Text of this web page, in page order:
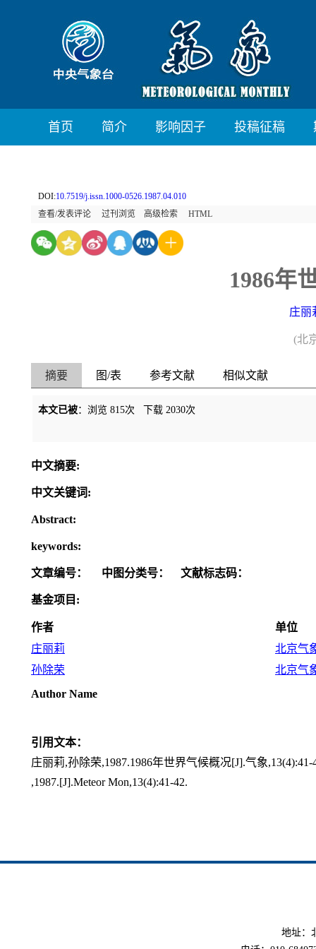
首页 简介 影响因子 投稿征稿
DOI:10.7519/j.issn.1000-0526.1987.04.010
查看/发表评论
过刊浏览 高级检索 HTML
1986年
庄丽
(北
摘要 图/表 参考文献 相似文献
本文已被：浏览 815次 下载 2030次
中文摘要:
中文关键词:
Abstract:
keywords:
文章编号： 中图分类号： 文献标志码：
基金项目:
作者
单位
庄丽莉
北京气
孙除荣
北京气
Author Name
引用文本：
庄丽莉,孙除荣,1987.1986年世界气候概况[J].气象,13(4):41-
,1987.[J].Meteor Mon,13(4):41-42.
地址：